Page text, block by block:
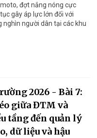
đợt nắng nóng cực
gây áp lực lớn đối với
nghìn người dân tại các khu
2026 - Bài 7:
giữa ĐTM và
tầng đến quản lý
dữ liệu và hậu